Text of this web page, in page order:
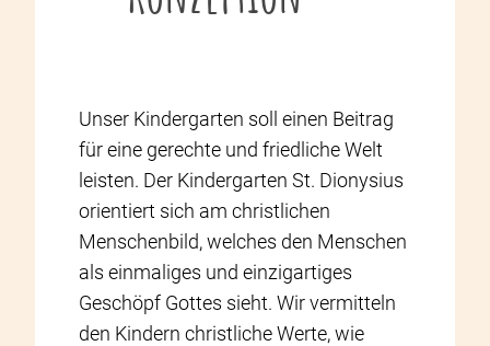
Unser Kindergarten soll einen Beitrag
für eine gerechte und friedliche Welt
leisten. Der Kindergarten St. Dionysius
orientiert sich am christlichen
Menschenbild, welches den Menschen
als einmaliges und einzigartiges
Geschöpf Gottes sieht. Wir vermitteln
den Kindern christliche Werte, wie